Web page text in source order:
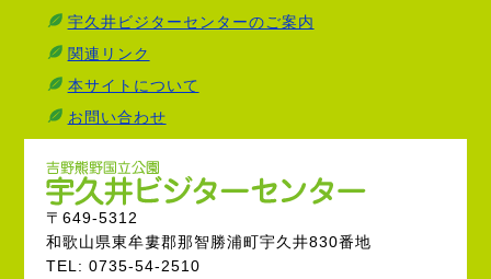
宇久井ビジターセンターのご案内
関連リンク
本サイトについて
お問い合わせ
〒649-5312
和歌山県東牟婁郡那智勝浦町宇久井830番地
TEL: 0735-54-2510